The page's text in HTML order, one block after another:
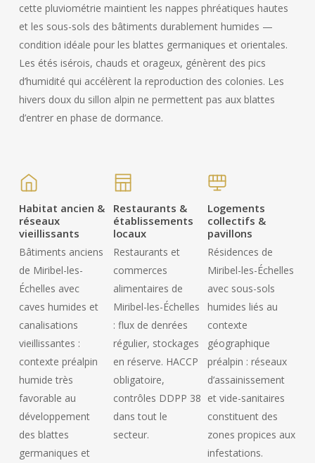
cette pluviométrie maintient les nappes phréatiques hautes
et les sous-sols des bâtiments durablement humides —
condition idéale pour les blattes germaniques et orientales.
Les étés isérois, chauds et orageux, génèrent des pics
d’humidité qui accélèrent la reproduction des colonies. Les
hivers doux du sillon alpin ne permettent pas aux blattes
d’entrer en phase de dormance.
Habitat ancien &
réseaux
vieillissants
Bâtiments anciens
de Miribel-les-
Échelles avec
caves humides et
canalisations
vieillissantes :
contexte préalpin
humide très
favorable au
développement
des blattes
germaniques et
Restaurants &
établissements
locaux
Restaurants et
commerces
alimentaires de
Miribel-les-Échelles
: flux de denrées
régulier, stockages
en réserve. HACCP
obligatoire,
contrôles DDPP 38
dans tout le
secteur.
Logements
collectifs &
pavillons
Résidences de
Miribel-les-Échelles
avec sous-sols
humides liés au
contexte
géographique
préalpin : réseaux
d’assainissement
et vide-sanitaires
constituent des
zones propices aux
infestations.